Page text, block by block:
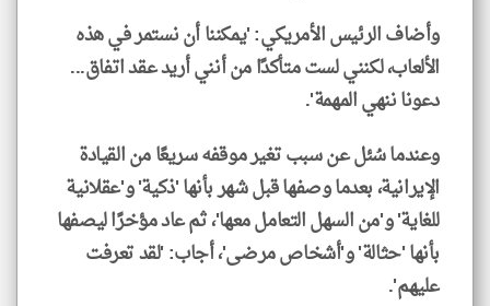
وأضاف الرئيس الأمريكي: 'يمكننا أن نستمر في هذه
الألعاب، لكنني لست متأكدًا من أنني أريد عقد اتفاق...
دعونا ننهي المهمة'.
وعندما سُئل عن سبب تغير موقفه سريعًا من القيادة
الإيرانية، بعدما وصفها قبل شهر بأنها 'ذكية' و'عقلانية
للغاية' و'من السهل التعامل معها'، ثم عاد مؤخرًا ليصفها
بأنها 'حثالة' و'أشخاص مرضى'، أجاب: 'لقد تعرفت
عليهم'.